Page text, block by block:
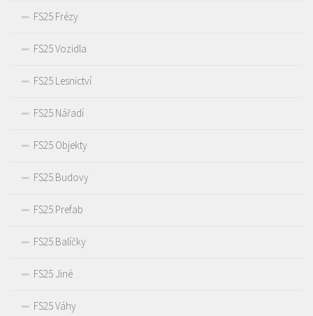
FS25 Frézy
FS25 Vozidla
FS25 Lesnictví
FS25 Nářadí
FS25 Objekty
FS25 Budovy
FS25 Prefab
FS25 Balíčky
FS25 Jiné
FS25 Váhy